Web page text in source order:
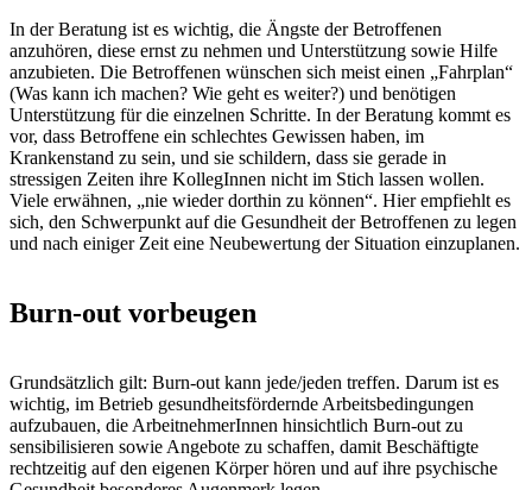
In der Beratung ist es wichtig, die Ängste der Betroffenen
anzuhören, diese ernst zu nehmen und Unterstützung sowie Hilfe
anzubieten. Die Betroffenen wünschen sich meist einen „Fahrplan“
(Was kann ich machen? Wie geht es weiter?) und benötigen
Unterstützung für die einzelnen Schritte. In der Beratung kommt es
vor, dass Betroffene ein schlechtes Gewissen haben, im
Krankenstand zu sein, und sie schildern, dass sie gerade in
stressigen Zeiten ihre KollegInnen nicht im Stich lassen wollen.
Viele erwähnen, „nie wieder dorthin zu können“. Hier empfiehlt es
sich, den Schwerpunkt auf die Gesundheit der Betroffenen zu legen
und nach einiger Zeit eine Neubewertung der Situation einzuplanen.
Burn-out vorbeugen
Grundsätzlich gilt: Burn-out kann jede/jeden treffen. Darum ist es
wichtig, im Betrieb gesundheitsfördernde Arbeitsbedingungen
aufzubauen, die ArbeitnehmerInnen hinsichtlich Burn-out zu
sensibilisieren sowie Angebote zu schaffen, damit Beschäftigte
rechtzeitig auf den eigenen Körper hören und auf ihre psychische